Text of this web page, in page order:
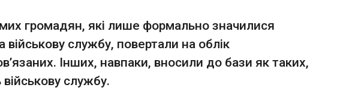
Викрито групу переправників на Закарпатті
12:24:42
Групу киян підозрюють в організації незаконного
чоловіків призовного віку через кордон до
Про це інформує пресслужба ДБР у четвер, 4 червня.
За даними слідства, двоє цивільних мешканців Києва, чинний
громадян, які лише формально значилися
військову службу, повертали на облік
Інших, навпаки, вносили до бази як таких,
службу.